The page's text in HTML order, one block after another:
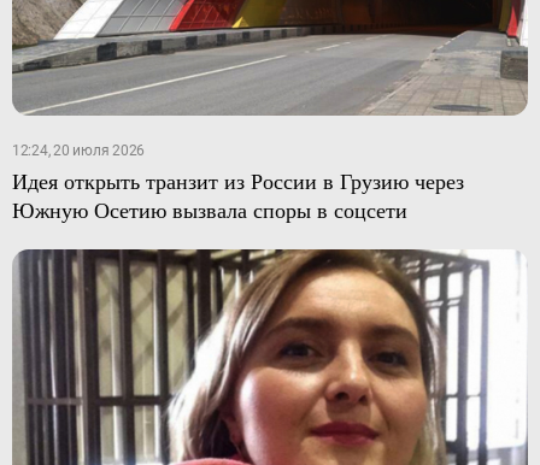
12:24, 20 июля 2026
Идея открыть транзит из России в Грузию через
Южную Осетию вызвала споры в соцсети